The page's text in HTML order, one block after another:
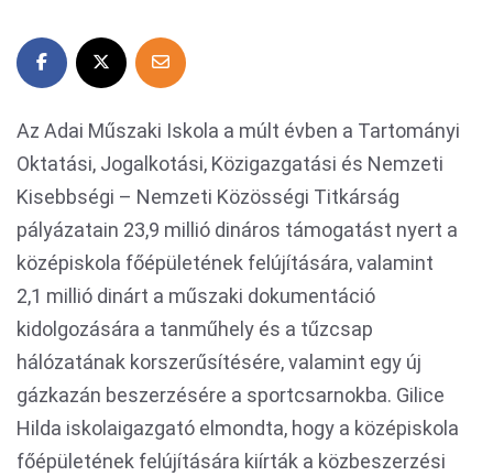
Az Adai Műszaki Iskola a múlt évben a Tartományi
Oktatási, Jogalkotási, Közigazgatási és Nemzeti
Kisebbségi – Nemzeti Közösségi Titkárság
pályázatain 23,9 millió dináros támogatást nyert a
középiskola főépületének felújítására, valamint
2,1 millió dinárt a műszaki dokumentáció
kidolgozására a tanműhely és a tűzcsap
hálózatának korszerűsítésére, valamint egy új
gázkazán beszerzésére a sportcsarnokba. Gilice
Hilda iskolaigazgató elmondta, hogy a középiskola
főépületének felújítására kiírták a közbeszerzési